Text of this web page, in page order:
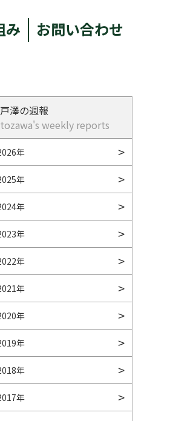
み お問い合わせ
戸澤の週報
tozawa's weekly reports
年
年
年
年
年
年
年
年
年
年